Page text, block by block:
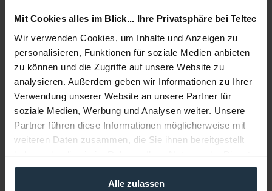
Mit Cookies alles im Blick... Ihre Privatsphäre bei Teltec
Wir verwenden Cookies, um Inhalte und Anzeigen zu
personalisieren, Funktionen für soziale Medien anbieten
zu können und die Zugriffe auf unsere Website zu
analysieren. Außerdem geben wir Informationen zu Ihrer
Verwendung unserer Website an unsere Partner für
soziale Medien, Werbung und Analysen weiter. Unsere
Partner führen diese Informationen möglicherweise mit
weiteren Daten zusammen, die Sie ihnen bereitgestellt
gesammelt haben.
Alle zulassen
SmallRig 3575 Mini Matte Box Lite
Mini Matte Box Lite für DSLRs und spiegellose Kameras
Artikelnummer: 12300821
-25% € 47,85
Brutto: € 56,94